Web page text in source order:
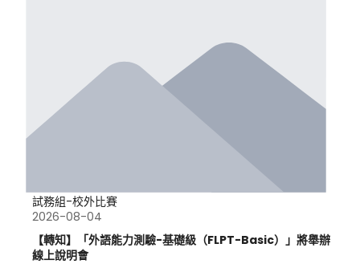
試務組-校外比賽
2026-08-04
【轉知】「外語能力測驗-基礎級（FLPT-Basic）」將舉辦
線上說明會